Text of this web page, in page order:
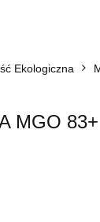
Ekologiczna
MGO